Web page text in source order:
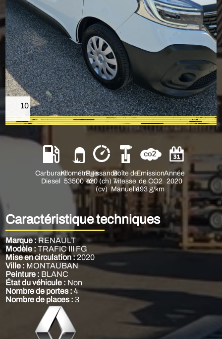
10
Carburant
Diesel
Kilométrage
53500 km
Puissance
120 (ch) 7
(cv)
Boîte de
vitesse
Manuelle
Emission
de CO2
193 g/km
Année
2020
Caractéristique techniques
Marque :RENAULT
Modèle :TRAFIC III FG
Mise en circulation :2020
Ville : MONTAUBAN
Peinture : BLANC
État du véhicule : Non
Nombre de portes : 4
Nombre de places : 3